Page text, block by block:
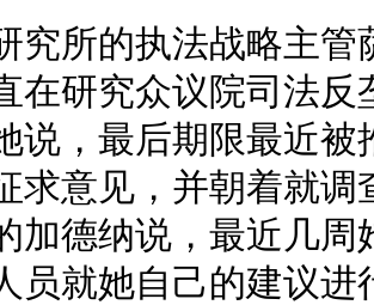
究所的执法战略主管
在研究众议院司法
说，最后期限最近
求意见，并朝着就
加德纳说，最近几
员就她自己的建议进